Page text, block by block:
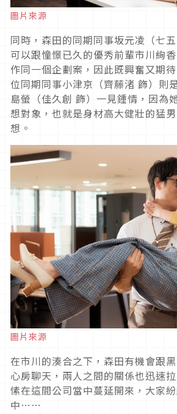
圖片來源
同時，森田的同期同事坂元凌（七
可以跟憧憬已久的優秀前輩市川絢
作同一個企劃案，因此既興奮又期
位同期同事小津京（齊藤渚 飾）則
島螢（佳久創 飾）一見鍾情，因為
想對象，也就是身材高大健壯的猛
想。
圖片來源
在市川的湊合之下，森田有機會跟
心房聊天，兩人之間的關係也迅速
愫在這間公司當中蔓延開來，大家
中……